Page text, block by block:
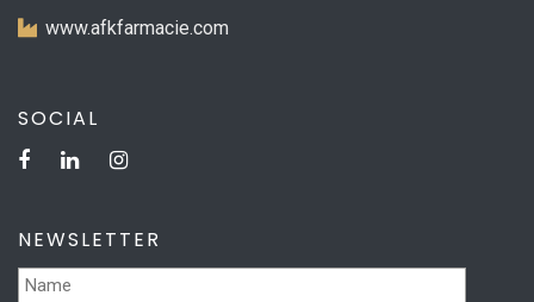
www.afkfarmacie.com
SOCIAL
NEWSLETTER